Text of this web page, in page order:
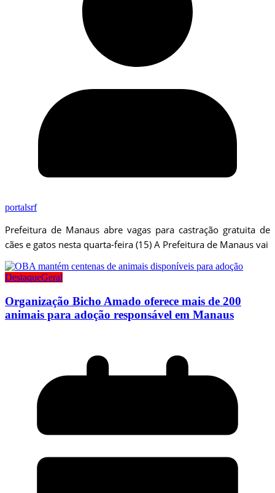
portalsrf
Prefeitura de Manaus abre vagas para castração gratuita de
cães e gatos nesta quarta-feira (15) A Prefeitura de Manaus vai
DestaqueGeral
Organização Bicho Amado oferece mais de 200
animais para adoção responsável em Manaus